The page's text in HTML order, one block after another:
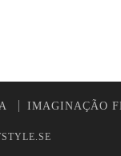
IMAGINAÇÃO